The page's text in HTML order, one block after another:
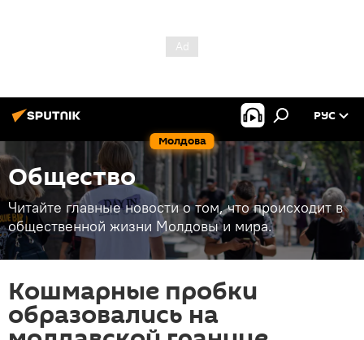
Молдова
РУС
Общество
Читайте главные новости о том, что происходит в
общественной жизни Молдовы и мира.
Кошмарные пробки
образовались на